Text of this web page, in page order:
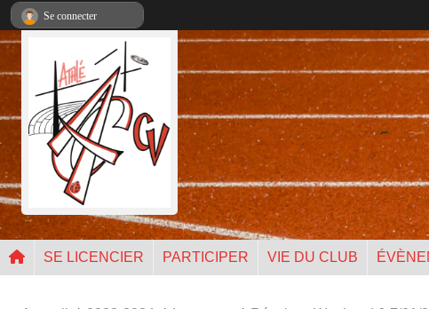
SE LICENCIER PARTICIPER VIE DU CLUB
Se connecter
Panneau de gestion des cookies